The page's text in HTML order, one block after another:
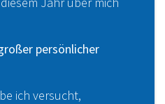
persönlicher
ich versucht,